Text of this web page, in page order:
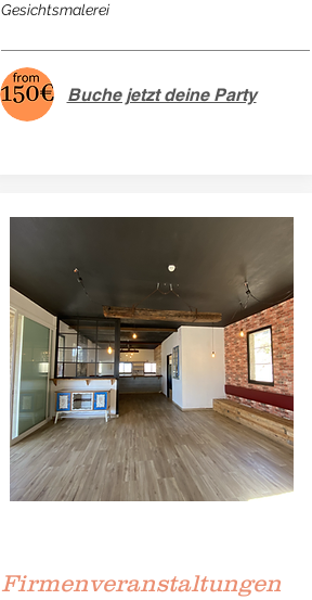
Gesichtsmalerei
Buche jetzt deine Party
Firmenveranstaltungen